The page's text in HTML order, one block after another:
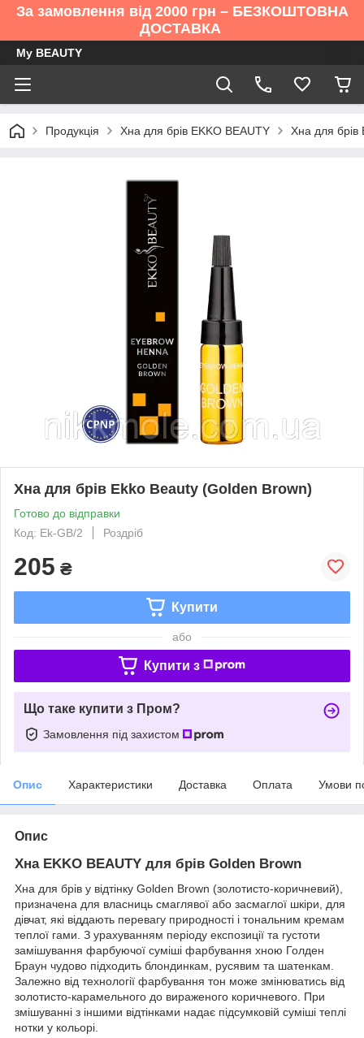
За замовлення від 2000 грн – БЕЗКОШТОВНА
ДОСТАВКА
My BEAUTY
Продукція Хна для брів EKKO BEAUTY Хна для брів
Хна для брів Ekko Beauty (Golden Brown)
Готово до відправки
Код: Ek-GB/2
Роздріб
205 ₴
Купити
або
Купити з
Що таке купити з Пром?
Замовлення під захистом
Опис Характеристики Доставка Оплата Умови
Опис
Хна EKKO BEAUTY для брів Golden Brown
Хна для брів у відтінку Golden Brown (золотисто-коричневий),
призначена для власниць смаглявої або засмаглої шкіри, для
дівчат, які віддають перевагу природності і тональним кремам
теплої гами. З урахуванням періоду експозиції та густоти
замішування фарбуючої суміші фарбування хною Голден
Браун чудово підходить блондинкам, русявим та шатенкам.
Залежно від технології фарбування тон може змінюватись від
золотисто-карамельного до вираженого коричневого. При
змішуванні з іншими відтінками надає підсумковій суміші теплі
нотки у кольорі.